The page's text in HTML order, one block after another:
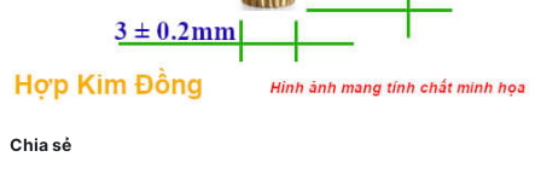
Chia sẻ